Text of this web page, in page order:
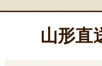
山形直